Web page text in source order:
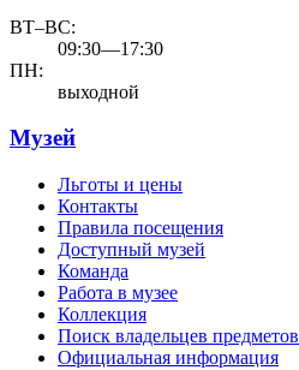
ВТ–ВС:
09:30—17:30
ПН:
выходной
Музей
Льготы и цены
Контакты
Правила посещения
Доступный музей
Команда
Работа в музее
Коллекция
Поиск владельцев предметов
Официальная информация